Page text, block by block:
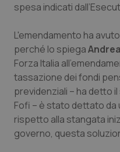
Molise
Piemonte
Provincia
Provincia
Epatiti
HIV
Infezioni & Febbre
Ipertensione &
spesa indicati
L'emendamento ha
perché lo spiega
Forza Italia
tassazione dei fondi
previdenziali – ha detto
Fofi – è stato dettato
rispetto alla stangata
governo, questa